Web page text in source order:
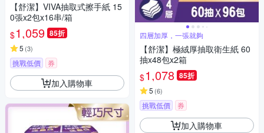
【舒潔】VIVA抽取式擦手紙 15
0張x2包x16串/箱
$1,059 85折
5 (3)
挑戰低價 券
加入購物車
四層加厚，一張就夠
【舒潔】極絨厚抽取衛生紙 60
抽x48包x2箱
$1,078 85折
5 (6)
挑戰低價 券
加入購物車